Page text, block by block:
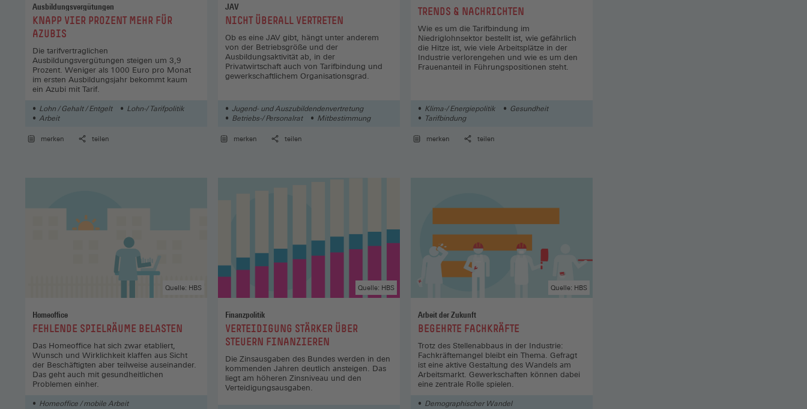
Ausbildungsvergütungen
:KNAPP VIER PROZENT MEHR FÜR
AZUBIS
Die tarifvertraglichen
Ausbildungsvergütungen steigen um 3,9
Prozent. Weniger als 1000 Euro pro Monat
im ersten Ausbildungsjahr bekommt kaum
ein Azubi mit Tarif.
Lohn / Gehalt / Entgelt
Lohn-/ Tarifpolitik
Arbeit
merken teilen
JAV
:NICHT ÜBERALL VERTRETEN
Ob es eine JAV gibt, hängt unter anderem
von der Betriebsgröße und der
Ausbildungsaktivität ab, in der
Privatwirtschaft auch von Tarifbindung und
gewerkschaftlichem Organisationsgrad.
Jugend- und Auszubildendenvertretung
Betriebs-/ Personalrat
Mitbestimmung
merken teilen
:
TRENDS & NACHRICHTEN
Wie es um die Tarifbindung im
Niedriglohnsektor bestellt ist, wie gefährlich
die Hitze ist, wie viele Arbeitsplätze in der
Industrie verlorengehen und wie es um den
Frauenanteil in Führungspositionen steht.
Klima-/ Energiepolitik
Gesundheit
Tarifbindung
merken teilen
Homeoffice
:FEHLENDE SPIELRÄUME BELASTEN
Quelle: HBS
Das Homeoffice hat sich zwar etabliert,
Wunsch und Wirklichkeit klaffen aus Sicht
der ­Beschäftigten aber teilweise auseinander.
Das geht auch mit gesundheitlichen
Problemen einher.
Homeoffice / mobile Arbeit
Finanzpolitik
:VERTEIDIGUNG STÄRKER ÜBER
STEUERN FINANZIEREN
Quelle: HBS
Die Zinsausgaben des Bundes werden in den
kommenden Jahren deutlich ansteigen. Das
liegt am höheren Zinsniveau und den
Verteidigungsausgaben.
Arbeit der Zukunft
:BEGEHRTE FACHKRÄFTE
Quelle: HBS
Trotz des Stellenabbaus in der Industrie:
Fachkräftemangel bleibt ein Thema. Gefragt
ist eine aktive Gestaltung des Wandels am
Arbeitsmarkt. Gewerkschaften können dabei
eine zentrale Rolle spielen.
Demographischer Wandel